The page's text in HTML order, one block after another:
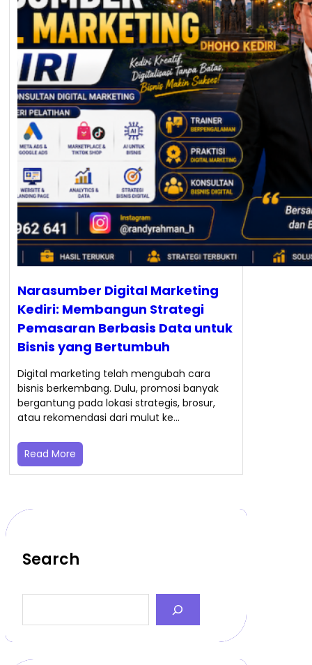
Narasumber Digital Marketing
Kediri: Membangun Strategi
Pemasaran Berbasis Data untuk
Bisnis yang Bertumbuh
Digital marketing telah mengubah cara
bisnis berkembang. Dulu, promosi banyak
bergantung pada lokasi strategis, brosur,
atau rekomendasi dari mulut ke…
Read More
Search
a
c